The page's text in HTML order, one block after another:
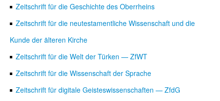
Zeitschrift für die Geschichte des Oberrheins
Zeitschrift für die neutestamentliche Wissenschaft und die
Kunde der älteren Kirche
Zeitschrift für die Welt der Türken — ZfWT
Zeitschrift für die Wissenschaft der Sprache
Zeitschrift für digitale Geisteswissenschaften — ZfdG